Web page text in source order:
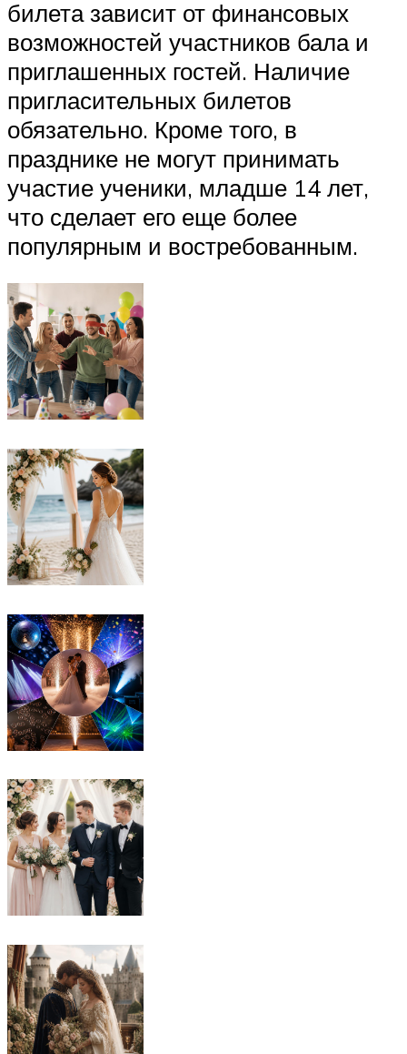
билета зависит от финансовых
возможностей участников бала и
приглашенных гостей. Наличие
пригласительных билетов
обязательно. Кроме того, в
празднике не могут принимать
участие ученики, младше 14 лет,
что сделает его еще более
популярным и востребованным.